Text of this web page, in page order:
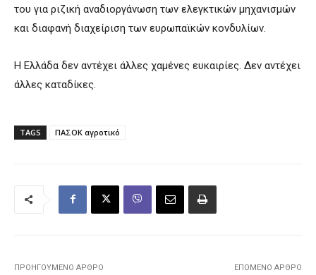
του για ριζική αναδιοργάνωση των ελεγκτικών μηχανισμών
και διαφανή διαχείριση των ευρωπαϊκών κονδυλίων.
Η Ελλάδα δεν αντέχει άλλες χαμένες ευκαιρίες. Δεν αντέχει
άλλες καταδίκες.
TAGS ΠΑΣΟΚ αγροτικό
ΠΡΟΗΓΟΎΜΕΝΟ ΆΡΘΡΟ ΕΠΌΜΕΝΟ ΆΡΘΡΟ